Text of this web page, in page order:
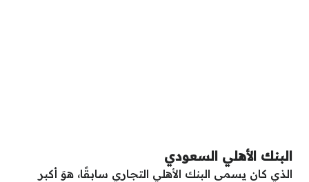
البنك الأهلي السعودي
الذي كان يسمى البنك الأهلي التجاري سابقًا، هوَ أكبر